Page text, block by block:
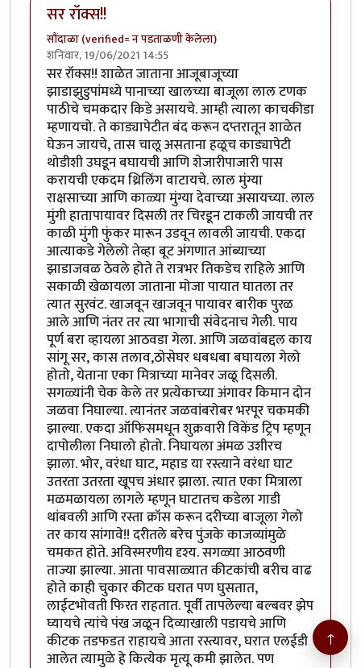
सर रॉक्स!!
सौंदाळा (verified= न पडताळणी केलेला)
शनिवार, 19/06/2021 14:55
सर रॉक्स!! शाळेत जाताना आजूबाजूच्या
झाडाझुडुपांमध्ये पानाच्या खालच्या बाजूला लाल टणक
पाठीचे चमकदार किडे असायचे. आम्ही त्याला काचकीडा
म्हणायचो. ते काड्यापेटीत बंद करून दप्तरातून शाळेत
घेऊन जायचे, तास चालू असताना हळूच काड्यापेटी
थोडीशी उघडून बघायची आणि शेजारीपाजारी पास
करायची एकदम थ्रिलिंग वाटायचे. लाल मुंग्या
राक्षसाच्या आणि काळ्या मुंग्या देवाच्या असायच्या. लाल
मुंगी हातापायावर दिसली तर चिरडून टाकली जायची तर
काळी मुंगी फुंकर मारून उडवून लावली जायची. एकदा
आत्याकडे गेलेलो तेव्हा बूट अंगणात आंब्याच्या
झाडाजवळ ठेवले होते ते रात्रभर तिकडेच राहिले आणि
सकाळी खेळायला जाताना मोजा पायात घातला तर
त्यात सुरवंट. खाजवून खाजवून पायावर बारीक पुरळ
आले आणि नंतर तर त्या भागाची संवेदनाच गेली. पाय
पूर्ण बरा व्हायला आठवडा गेला. आणि जळवांबद्दल काय
सांगू सर, कास तलाव,ठोसेघर धबधबा बघायला गेलो
होतो, येताना एका मित्राच्या मानेवर जळू दिसली.
सगळ्यांनी चेक केले तर प्रत्येकाच्या अंगावर किमान दोन
जळवा निघाल्या. त्यानंतर जळवांबरोबर भरपूर चकमकी
झाल्या. एकदा ऑफिसमधून शुक्रवारी विकेंड ट्रिप म्हणून
दापोलीला निघालो होतो. निघायला अंमळ उशीरच
झाला. भोर, वरंधा घाट, महाड या रस्त्याने वरंधा घाट
उतरता उतरता खूपच अंधार झाला. त्यात एका मित्राला
मळमळायला लागले म्हणून घाटातच कडेला गाडी
थांबवली आणि रस्ता क्रॉस करून दरीच्या बाजूला गेलो
तर काय सांगावे!! दरीतले बरेच पुंजके काजव्यांमुळे
चमकत होते. अविस्मरणीय दृश्य. सगळ्या आठवणी
ताज्या झाल्या. आता पावसाळ्यात कीटकांची बरीच वाढ
होते काही चुकार कीटक घरात पण घुसतात,
लाईटभोवती फिरत राहतात. पूर्वी तापलेल्या बल्बवर झेप
घ्यायचे त्यांचे पंख जळून दिव्याखाली पडायचे आणि
कीटक तडफडत राहायचे आता रस्त्यावर, घरात एलईडी
आलेत त्यामुळे हे कित्येक मृत्यू कमी झालेत. पण
↑